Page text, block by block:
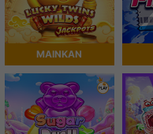
MAINKAN